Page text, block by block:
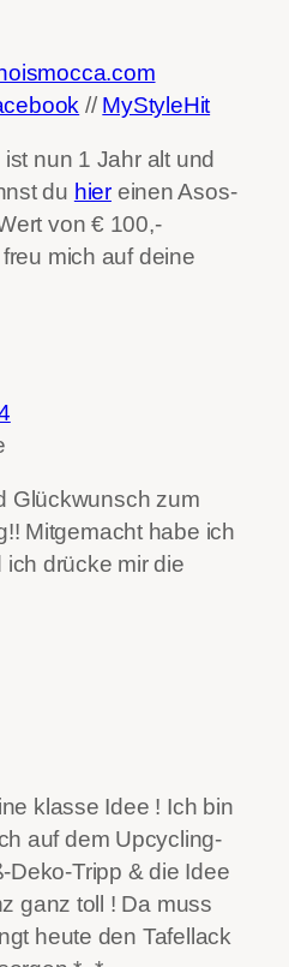
// MyStyleHit
nun 1 Jahr alt und
du hiereinen Asos-
von € 100,-
mich auf deine
Glückwunsch zum
Mitgemacht habe ich
drücke mir die
klasse Idee ! Ich bin
auf dem Upcycling-
Deko-Tripp & die Idee
ganz toll ! Da muss
heute den Tafellack